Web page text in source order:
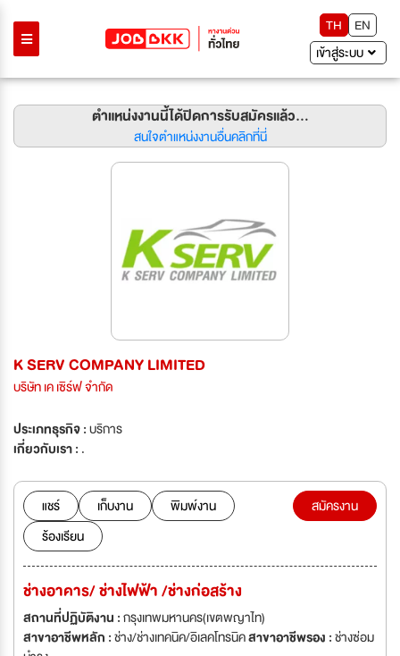
TH
EN
เข้าสู่ระบบ
ตำแหน่งงานนี้ได้ปิดการรับสมัครแล้ว...
สนใจตำแหน่งงานอื่นคลิกที่นี่
K SERV COMPANY LIMITED
บริษัท เค เซิร์ฟ จำกัด
ประเภทธุรกิจ :บริการ
เกี่ยวกับเรา : .
แชร์ เก็บงาน
พิมพ์งาน
ร้องเรียน
สมัครงาน
ช่างอาคาร/ ช่างไฟฟ้า /ช่างก่อสร้าง
สถานที่ปฏิบัติงาน :กรุงเทพมหานคร(เขตพญาไท)
สาขาอาชีพหลัก :ช่าง/ช่างเทคนิค/อิเลคโทรนิคสาขาอาชีพรอง :ช่างซ่อม